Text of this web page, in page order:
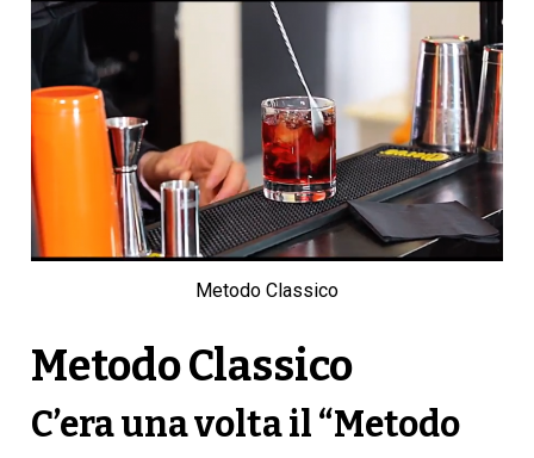
Metodo Classico
Metodo Classico
C’era una volta il “Metodo